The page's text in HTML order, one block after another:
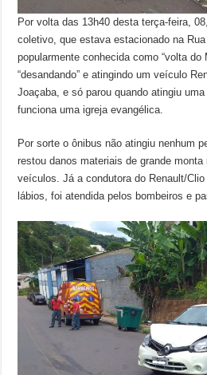
Por volta das 13h40 desta terça-feira,
coletivo, que estava estacionado na
popularmente conhecida como “volta do
“desandando” e atingindo um veículo
Joaçaba, e só parou quando atingiu
funciona uma igreja evangélica.
Por sorte o ônibus não atingiu nenhum
restou danos materiais de grande
veículos. Já a condutora do Renault/
lábios, foi atendida pelos bombeiros e